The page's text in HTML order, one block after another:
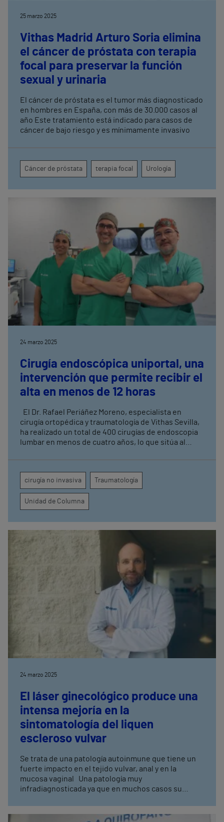
25 marzo 2025
Vithas Madrid Arturo Soria elimina
el cáncer de próstata con terapia
focal para preservar la función
sexual y urinaria
El cáncer de próstata es el tumor más diagnosticado
en hombres en España, con más de 30.000 casos al
año Este tratamiento está indicado para casos de
cáncer de bajo riesgo y es mínimamente invasivo
Cáncer de próstata terapia focal Urología
24 marzo 2025
Cirugía endoscópica uniportal, una
intervención que permite recibir el
alta en menos de 12 horas
El Dr. Rafael Periáñez Moreno, especialista en
cirugía ortopédica y traumatología de Vithas Sevilla,
ha realizado un total de 400 cirugías de endoscopia
lumbar en menos de cuatro años, lo que sitúa al
columna está indicada para el tratamiento de las
hernias de disco lumbares y cervicales, así como la
estenosis de canal o foraminal
cirugía no invasiva Traumatología
Unidad de Columna
24 marzo 2025
El láser ginecológico produce una
intensa mejoría en la
sintomatología del liquen
escleroso vulvar
Se trata de una patología autoinmune que tiene un
fuerte impacto en el tejido vulvar, anal y en la
mucosa vaginal Una patología muy
infradiagnosticada ya que en muchos casos su
infecciones vaginales o atrofia vaginal.